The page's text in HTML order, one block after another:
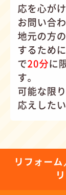
応を心が
お問い合
地元の方
するため
で20分に
す。
可能な限
応えした
リフォー